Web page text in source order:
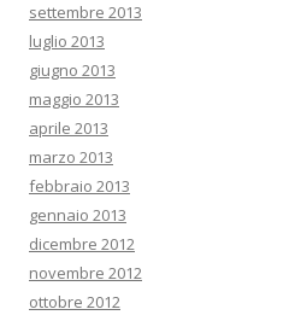
settembre 2013
luglio 2013
giugno 2013
maggio 2013
aprile 2013
marzo 2013
febbraio 2013
gennaio 2013
dicembre 2012
novembre 2012
ottobre 2012